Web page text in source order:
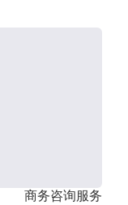
商务咨询服务